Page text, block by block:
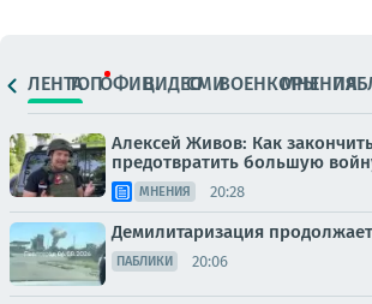
ЛЕНТАТОПОФИЦ.ВИДЕОСМИВОЕНКОРЫМНЕНИЯ
Алексей Живов: Как
предотвратить большую
МНЕНИЯ 20:28
Демилитаризация
ПАБЛИКИ 20:06